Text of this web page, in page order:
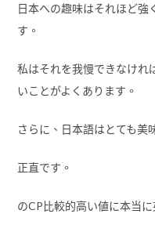
日本への趣味はそれほど強
す。
私はそれを我慢できなけれ
いことがよくあります。
さらに、日本語はとても美
正直です。
のCP比較的高い値に本当